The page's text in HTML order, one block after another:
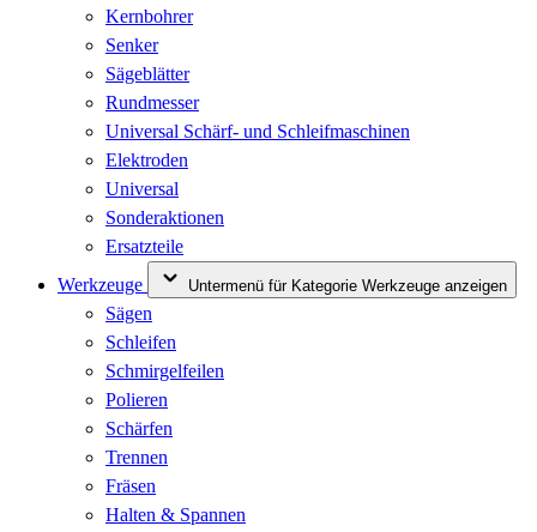
Kernbohrer
Senker
Sägeblätter
Rundmesser
Universal Schärf- und Schleifmaschinen
Elektroden
Universal
Sonderaktionen
Ersatzteile
Werkzeuge
Untermenü für Kategorie Werkzeuge anzeigen
Sägen
Schleifen
Schmirgelfeilen
Polieren
Schärfen
Trennen
Fräsen
Halten & Spannen